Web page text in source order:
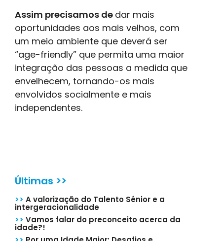
Assim precisamos de dar mais
oportunidades aos mais velhos, com
um meio ambiente que deverá ser
“age-friendly” que permita uma maior
integração das pessoas a medida que
envelhecem, tornando-os mais
envolvidos socialmente e mais
independentes.
Últimas >>
>> A valorização do Talento Sénior e a
intergeracionalidade
>> Vamos falar do preconceito acerca da
idade?!